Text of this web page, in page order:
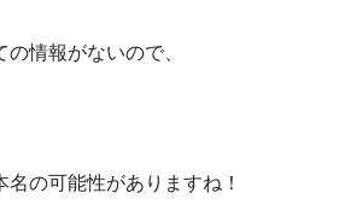
情報がないので、
の可能性がありますね！